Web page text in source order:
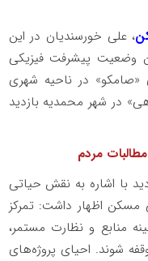
، علی خورسندیان در این
وضعیت پیشرفت فیزیکی
شد، از پروژه ۶۷۲ واحدی «صامکو» در ناحیه شهری
و پروژه ۴۶۲ واحدی «لشگر ۱۶ زرهی» در شهر محمدیه بازدید
مردم
با اشاره به نقش حیاتی
اظهار داشت: تمرکز
منابع و نظارت مستمر،
شوند. احیای پروژه‌های